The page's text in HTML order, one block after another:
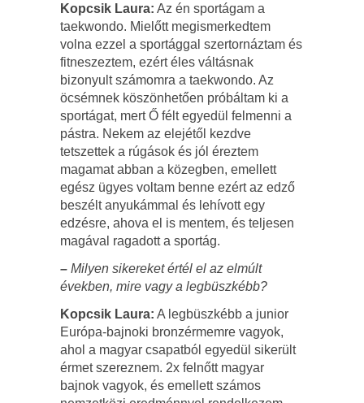
Kopcsik Laura: Az én sportágam a
taekwondo. Mielőtt megismerkedtem
volna ezzel a sportággal szertornáztam és
fitneszeztem, ezért éles váltásnak
bizonyult számomra a taekwondo. Az
öcsémnek köszönhetően próbáltam ki a
sportágat, mert Ő félt egyedül felmenni a
pástra. Nekem az elejétől kezdve
tetszettek a rúgások és jól éreztem
magamat abban a közegben, emellett
egész ügyes voltam benne ezért az edző
beszélt anyukámmal és lehívott egy
edzésre, ahova el is mentem, és teljesen
magával ragadott a sportág.
– Milyen sikereket értél el az elmúlt
években, mire vagy a legbüszkébb?
Kopcsik Laura: A legbüszkébb a junior
Európa-bajnoki bronzérmemre vagyok,
ahol a magyar csapatból egyedül sikerült
érmet szereznem. 2x felnőtt magyar
bajnok vagyok, és emellett számos